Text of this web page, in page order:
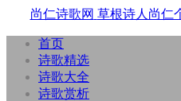
尚仁诗歌网 草根诗人尚仁
首页
诗歌精选
诗歌大全
诗歌赏析